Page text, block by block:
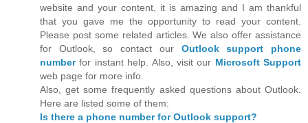
website and your content, it is amazing and I am thankful
that you gave me the opportunity to read your content.
Please post some related articles. We also offer assistance
for Outlook, so contact our Outlook support phone
numberfor instant help. Also, visit our Microsoft Support
web page for more info.
Also, get some frequently asked questions about Outlook.
Here are listed some of them:
Is there a phone number for Outlook support?